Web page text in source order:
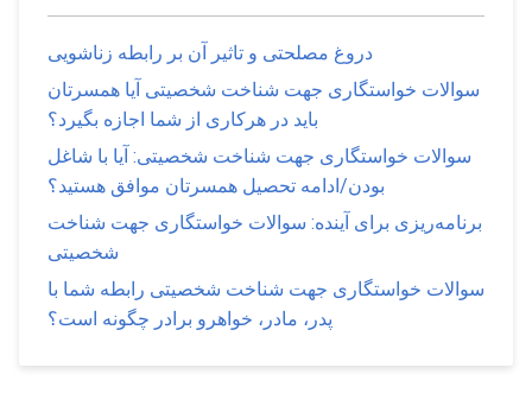
دروغ مصلحتی و تاثیر آن بر رابطه زناشویی
سوالات خواستگاری جهت شناخت شخصیتی آیا همسرتان
باید در هرکاری از شما اجازه بگیرد؟
سوالات خواستگاری جهت شناخت شخصیتی: آیا با شاغل
بودن/ادامه تحصیل همسرتان موافق هستید؟
برنامه‌ریزی برای آینده: سوالات خواستگاری جهت شناخت
شخصیتی
سوالات خواستگاری جهت شناخت شخصیتی رابطه شما با
پدر، مادر، خواهرو برادر چگونه است؟